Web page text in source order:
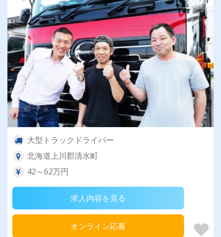
大型トラックドライバー
北海道上川郡清水町
42～62万円
求人内容を見る
オンライン応募